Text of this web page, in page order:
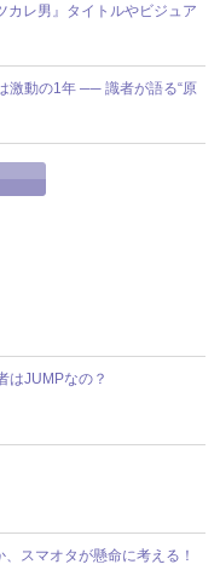
カレ男』タイトルやビジュア
激動の1年 ── 識者が語る“原
はJUMPなの？
スマオタが懸命に考える！